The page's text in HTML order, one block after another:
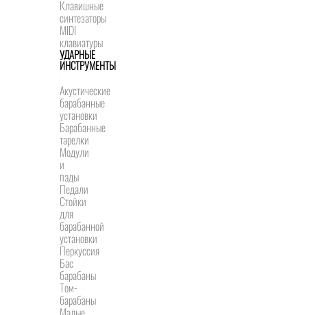
Клавишные
синтезаторы
MIDI
клавиатуры
УДАРНЫЕ
ИНСТРУМЕНТЫ
Акустические
барабанные
установки
Барабанные
тарелки
Модули
и
пэды
Педали
Стойки
для
барабанной
установки
Перкуссия
Бас
барабаны
Том-
барабаны